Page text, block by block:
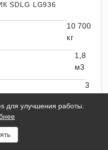
SDLG LG936
10 700
кг
1,8
м3
3
для улучшения работы.